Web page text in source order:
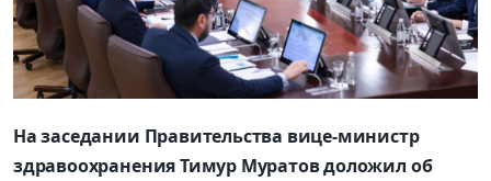
На заседании Правительства вице-министр
здравоохранения Тимур Муратов доложил об